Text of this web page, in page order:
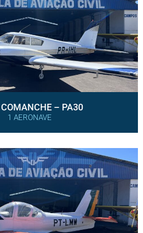
– PA30
1 AERONAVE